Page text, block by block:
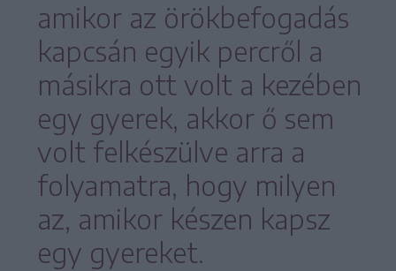
amikor az örökbefogadás
kapcsán egyik percről a
másikra ott volt a kezében
egy gyerek, akkor ő sem
volt felkészülve arra a
folyamatra, hogy milyen
az, amikor készen kapsz
egy gyereket.